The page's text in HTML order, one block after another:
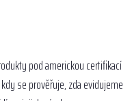
pod americkou certifikací
se prověřuje, zda evidujeme